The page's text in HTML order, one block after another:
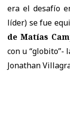
era el desafío
líder) se fue
de Matías
con u “globito”-
Jonathan